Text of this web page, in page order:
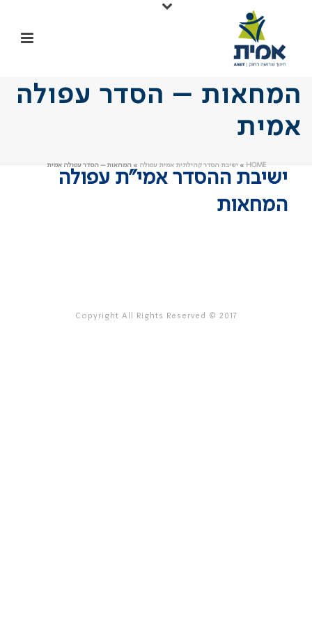
המחאות – הסדר עפולה
אמית
HOME
»ישיבת הסדר קהילתית אמית עפולה »המחאות – הסדר עפולה אמית
ישיבת ההסדר אמי"ת עפולה
המחאות
Copyright All Rights Reserved © 2017